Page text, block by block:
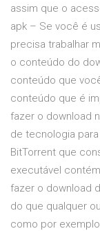
assim que o
apk – Se você é
precisa trabalhar
o conteúdo do
conteúdo que
conteúdo que é
fazer o download
de tecnologia
BitTorrent que
executável
fazer o download
do que qualquer
como por exemplo